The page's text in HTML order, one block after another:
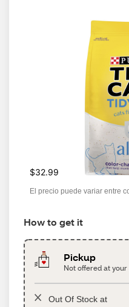
$32.99
El precio puede variar entre
How to get it
Pickup
Not offered at
Out Of Stock at